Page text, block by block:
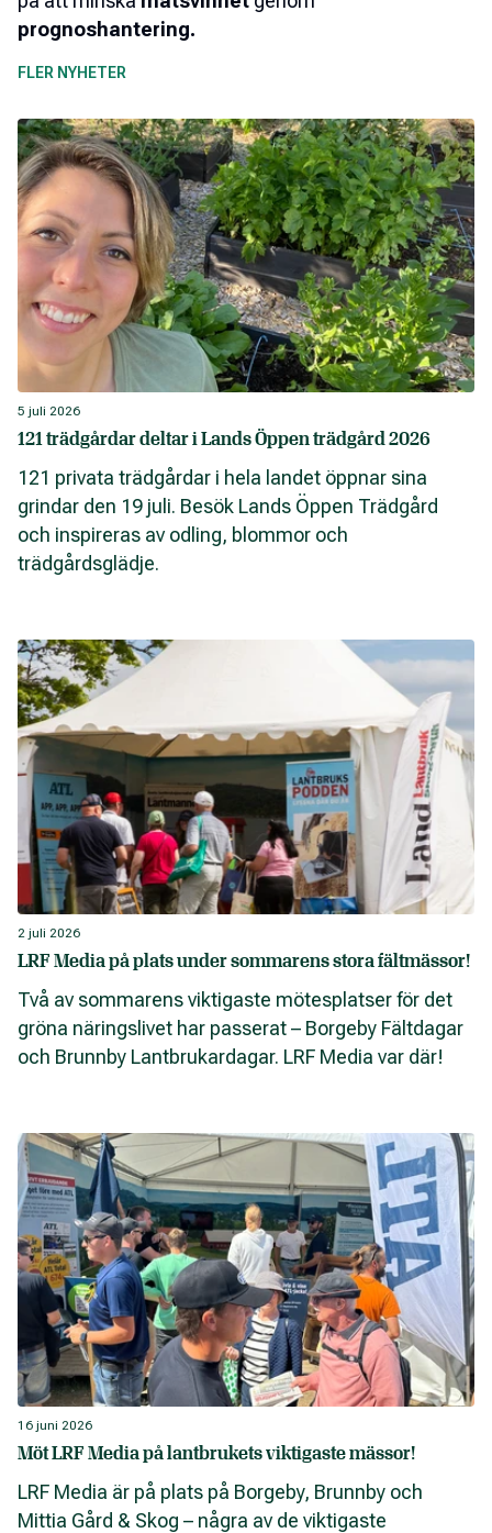
prognoshantering.
FLER NYHETER
5 juli 2026
121 trädgårdar deltar i Lands Öppen trädgård 2026
121 privata trädgårdar i hela landet öppnar sina
grindar den 19 juli. Besök Lands Öppen Trädgård
och inspireras av odling, blommor och
trädgårdsglädje.
2 juli 2026
LRF Media på plats under sommarens stora fältmässor!
Två av sommarens viktigaste mötesplatser för det
gröna näringslivet har passerat – Borgeby Fältdagar
och Brunnby Lantbrukardagar. LRF Media var där!
16 juni 2026
Möt LRF Media på lantbrukets viktigaste mässor!
LRF Media är på plats på Borgeby, Brunnby och
Mittia Gård & Skog – några av de viktigaste